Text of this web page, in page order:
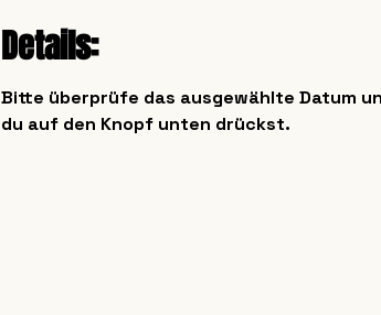
Details:
Bitte überprüfe das ausgewählte Datum
du auf den Knopf unten drückst.